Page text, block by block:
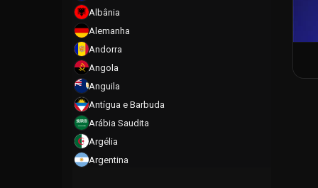
Albânia
Alemanha
Andorra
Angola
Anguila
Antígua e Barbuda
Arábia Saudita
Argélia
Argentina